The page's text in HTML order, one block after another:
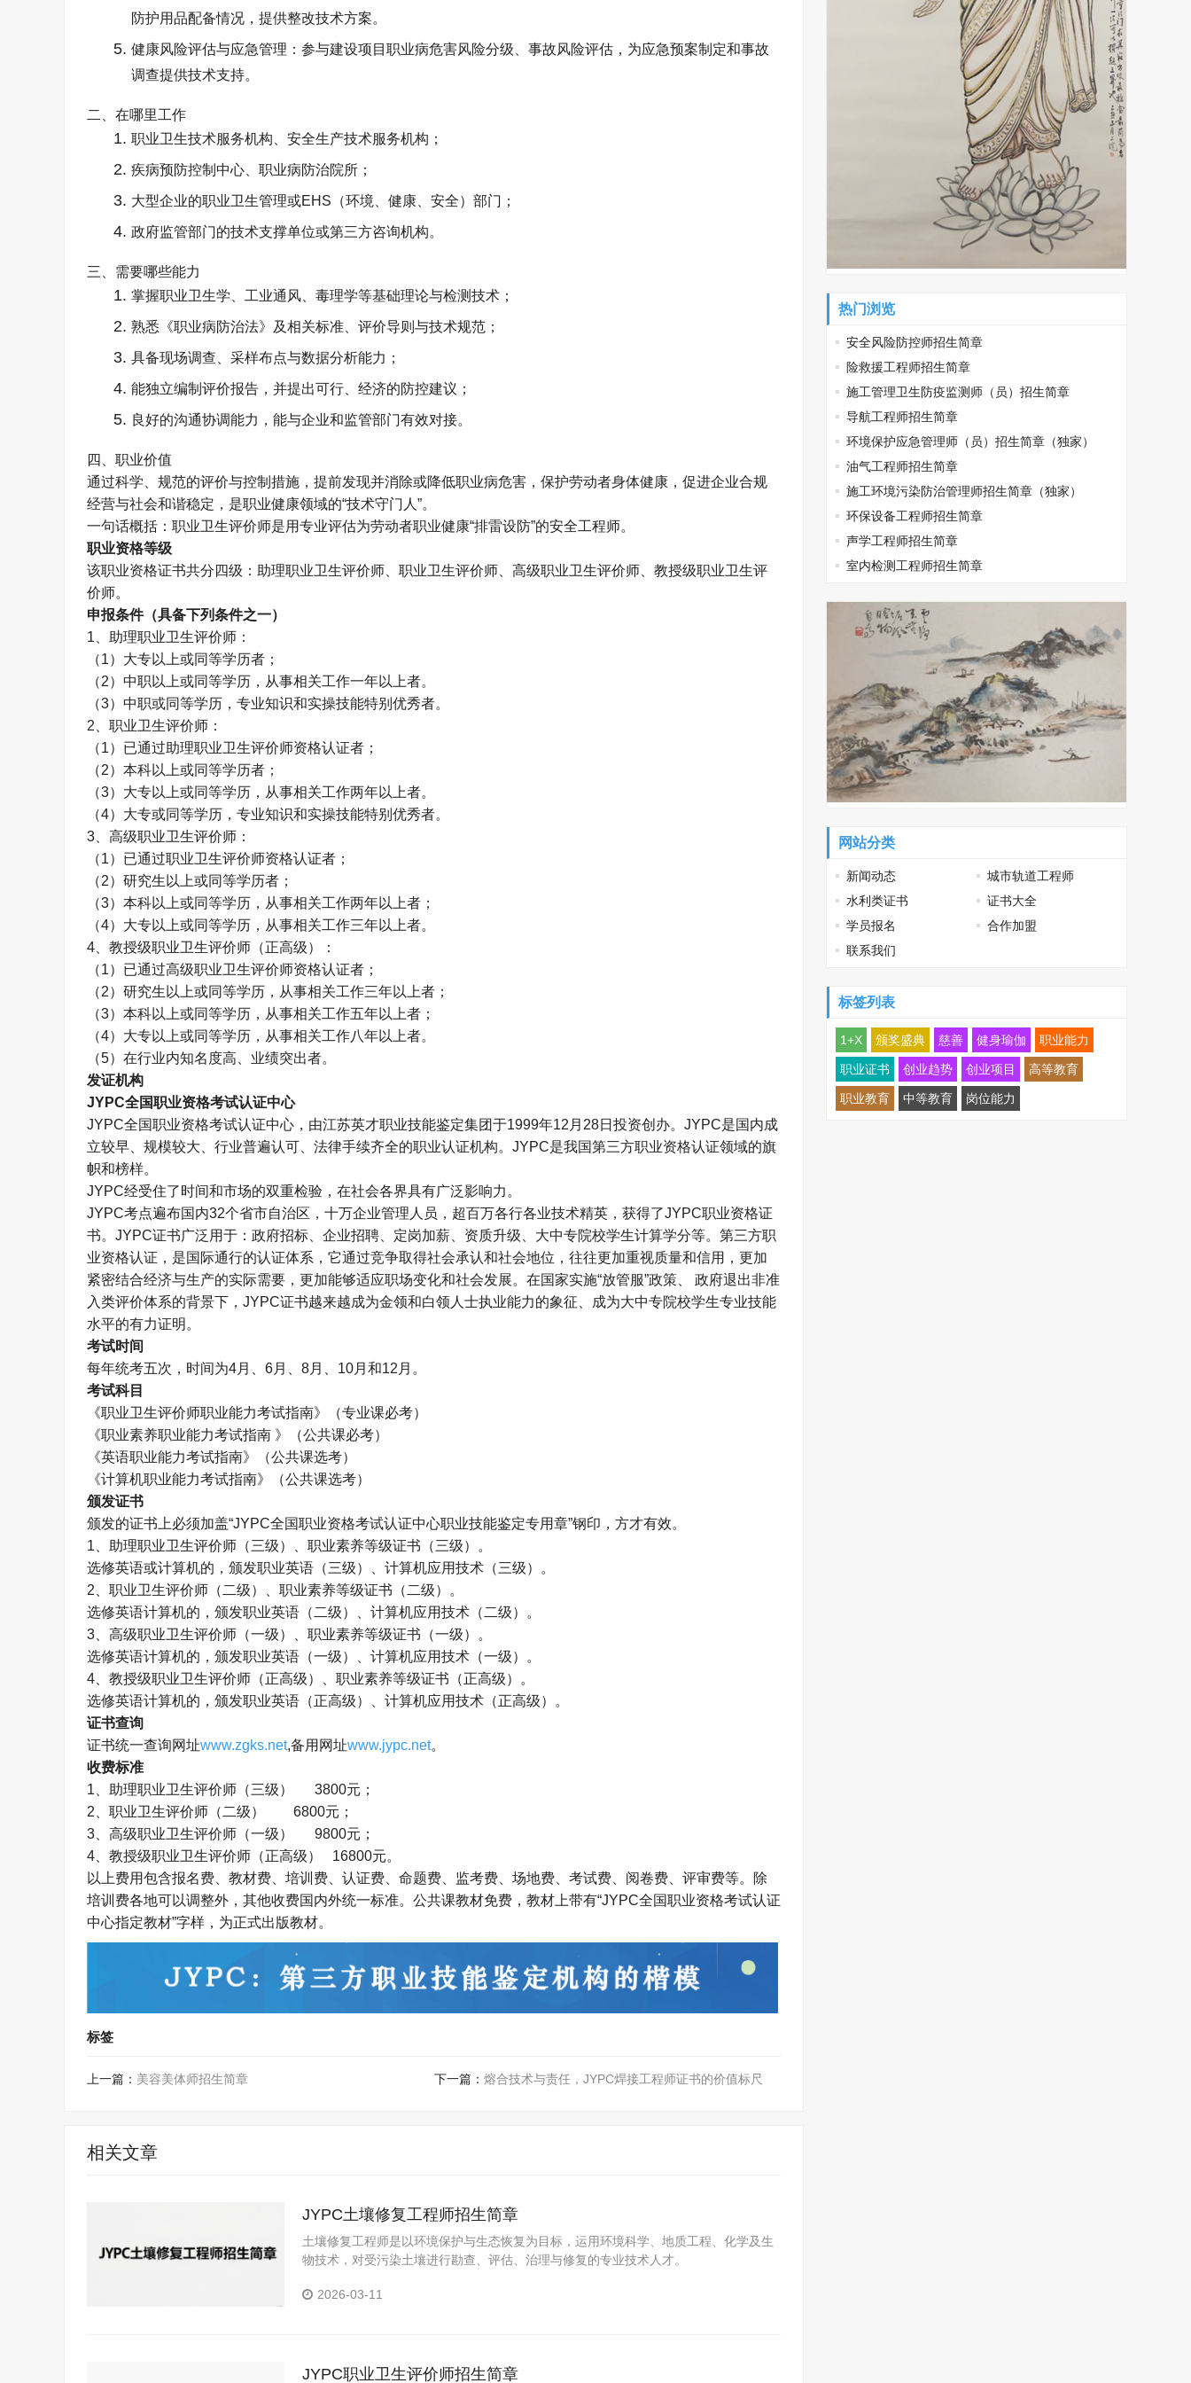
防护用品配备情况，提供整改技术方案。
健康风险评估与应急管理：参与建设项目职业病危害风险分级、事故风险评估，为应急预案制定和事故
调查提供技术支持。
二、在哪里工作​
职业卫生技术服务机构、安全生产技术服务机构；
疾病预防控制中心、职业病防治院所；
大型企业的职业卫生管理或EHS （环境、健康、安全）部门；
政府监管部门的技术支撑单位或第三方咨询机构。
三、需要哪些能力​
掌握职业卫生学、工业通风、毒理学等基础理论与检测技术；
熟悉《职业病防治法》及相关标准、评价导则与技术规范；
具备现场调查、采样布点与数据分析能力；
能独立编制评价报告，并提出可行、经济的防控建议；
良好的沟通协调能力，能与企业和监管部门有效对接。
四、职业价值​
通过科学、规范的评价与控制措施， 提前发现并消除或降低职业病危害，保护劳动者身体健康，促进企业合规
经营与社会和谐稳定 ，是职业健康领域的“技术守门人 ”。
一句话概括：职业卫生评价师是用专业评估为劳动者职业健康“排雷设防”的安全工程师。
职业资格等级
该职业资格证书共分四级：助理职业卫生评价师、职业卫生评价师、高级职业卫生评价师、教授级职业卫生评
价师。
申报条件（具备下列条件之一）
1 、助理职业卫生评价师：
（1）大专以上或同等学历者；
（2）中职以上或同等学历，从事相关工作一年以上者。
（3）中职或同等学历，专业知识和实操技能特别优秀者。
2 、职业卫生评价师：
（1）已通过助理职业卫生评价师资格认证者；
（2）本科以上或同等学历者；
（3）大专以上或同等学历，从事相关工作两年以上者。
（4）大专或同等学历，专业知识和实操技能特别优秀者。
3 、高级职业卫生评价师：
（1）已通过职业卫生评价师资格认证者；
（2）研究生以上或同等学历者；
（3）本科以上或同等学历，从事相关工作两年以上者；
（4）大专以上或同等学历，从事相关工作三年以上者。
4 、教授级职业卫生评价师（正高级）：
（1）已通过高级职业卫生评价师资格认证者；
（2）研究生以上或同等学历，从事相关工作三年以上者；
（3）本科以上或同等学历，从事相关工作五年以上者；
（4）大专以上或同等学历，从事相关工作八年以上者。
（5）在行业内知名度高、业绩突出者。
发证机构
JYPC全国职业资格考试认证中心
JYPC全国职业资格考试认证中心，由江苏英才职业技能鉴定集团于1999年12 月 28日投资创办。 JYPC是国内成
立较早、规模较大、行业普遍认可、法律手续齐全的职业认证机构。 JYPC是我国第三方职业资格认证领域的旗
帜和榜样。
JYPC经受住了时间和市场的双重检验，在社会各界具有广泛影响力。
JYPC考点遍布国内32个省市自治区，十万企业管理人员，超百万各行各业技术精英，获得了JYPC职业资格证
书。 JYPC证书广泛用于：政府招标、企业招聘、定岗加薪、资质升级、大中专院校学生计算学分等。第三方职
业资格认证，是国际通行的认证体系，它通过竞争取得社会承认和社会地位，往往更加重视质量和信用，更加
紧密结合经济与生产的实际需要，更加能够适应职场变化和社会发展。在国家实施“放管服”政策、 政府退出非准
入类评价体系的背景下， JYPC证书越来越成为金领和白领人士执业能力的象征、成为大中专院校学生专业技能
水平的有力证明。
考试时间
每年统考五次，时间为4月、 6月、 8月、 10月和12 月。
考试科目
《职业卫生评价师职业能力考试指南》（专业课必考）
《职业素养职业能力考试指南 》（公共课必考）
《英语职业能力考试指南》（公共课选考）
《计算机职业能力考试指南》（公共课选考）
颁发证书
颁发的证书上必须加盖“JYPC全国职业资格考试认证中心职业技能鉴定专用章”钢印，方才有效。
1 、助理职业卫生评价师（三级）、职业素养等级证书（三级）。
选修英语或计算机的，颁发职业英语（三级）、计算机应用技术（三级）。
2 、职业卫生评价师（二级）、职业素养等级证书（二级）。
选修英语计算机的，颁发职业英语（二级）、计算机应用技术（二级）。
3 、高级职业卫生评价师（一级）、职业素养等级证书（一级）。
选修英语计算机的，颁发职业英语（一级）、计算机应用技术（一级）。
4 、教授级职业卫生评价师（正高级）、职业素养等级证书（正高级）。
选修英语计算机的，颁发职业英语（正高级）、计算机应用技术（正高级）。
证书查询
证书统一查询网址www.zgks.net,备用网址www.jypc.net。
收费标准
1 、助理职业卫生评价师（三级） 3800元；
2 、职业卫生评价师（二级） 6800元；
3 、高级职业卫生评价师（一级） 9800元；
4 、教授级职业卫生评价师（正高级） 16800元。
以上费用包含报名费、教材费、培训费、认证费、命题费、监考费、场地费、考试费、阅卷费、评审费等。除
培训费各地可以调整外，其他收费国内外统一标准。公共课教材免费，教材上带有“JYPC全国职业资格考试认证
中心指定教材”字样，为正式出版教材。
标签
上一篇： 美容美体师招生简章 下一篇： 熔合技术与责任，JYPC焊接工程师证书的价值标尺
相关文章
JYPC土壤修复工程师招生简章
土壤修复工程师是以环境保护与生态恢复为目标，运用环境科学、地质工程、化学及生
物技术，对受污染土壤进行勘查、评估、治理与修复的专业技术人才。
2026-03-11
JYPC职业卫生评价师招生简章
热门浏览
安全风险防控师招生简章
险救援工程师招生简章
施工管理卫生防疫监测师（员）招生简章
导航工程师招生简章
环境保护应急管理师（员）招生简章（独家）
油气工程师招生简章
施工环境污染防治管理师招生简章（独家）
环保设备工程师招生简章
声学工程师招生简章
室内检测工程师招生简章
网站分类
新闻动态
城市轨道工程师
水利类证书
证书大全
学员报名
合作加盟
联系我们
标签列表
1+X 颁奖盛典 慈善 健身瑜伽 职业能力
职业证书 创业趋势 创业项目 高等教育
职业教育 中等教育 岗位能力